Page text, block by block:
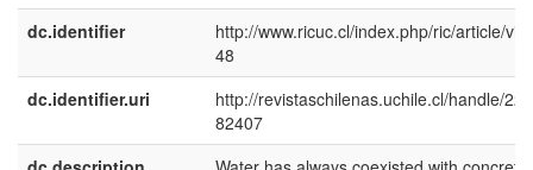
dc.identifier
http://www.ricuc.cl/index.php/ric/article/
48
dc.identifier.uri
http://revistaschilenas.uchile.cl/handle/
82407